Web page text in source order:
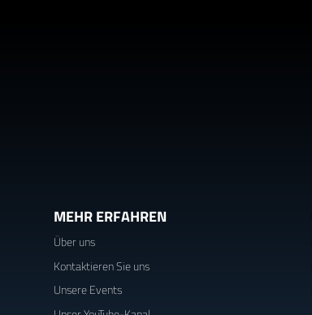
MEHR ERFAHREN
Über uns
Kontaktieren Sie uns
Unsere Events